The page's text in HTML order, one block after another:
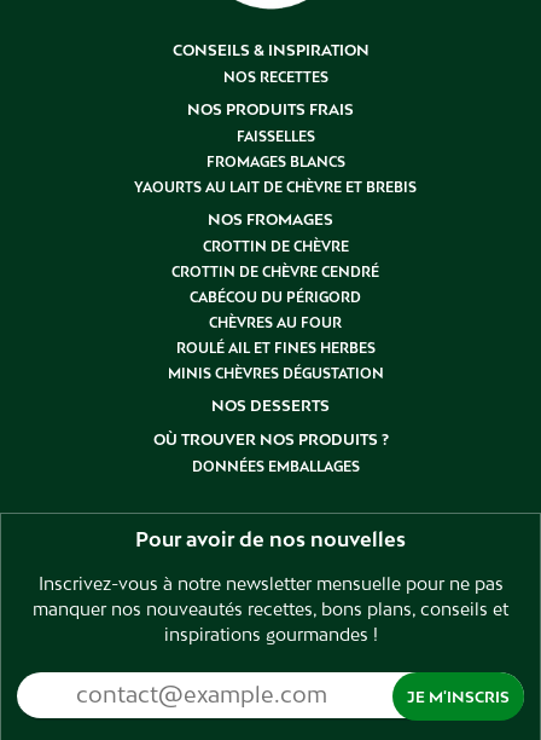
CONSEILS & INSPIRATION
NOS RECETTES
NOS PRODUITS FRAIS
FAISSELLES
FROMAGES BLANCS
YAOURTS AU LAIT DE CHÈVRE ET BREBIS
NOS FROMAGES
CROTTIN DE CHÈVRE
CROTTIN DE CHÈVRE CENDRÉ
CABÉCOU DU PÉRIGORD
CHÈVRES AU FOUR
ROULÉ AIL ET FINES HERBES
MINIS CHÈVRES DÉGUSTATION
NOS DESSERTS
OÙ TROUVER NOS PRODUITS ?
DONNÉES EMBALLAGES
Pour avoir de nos nouvelles
Inscrivez-vous à notre newsletter mensuelle pour ne pas
manquer nos nouveautés recettes, bons plans, conseils et
inspirations gourmandes !